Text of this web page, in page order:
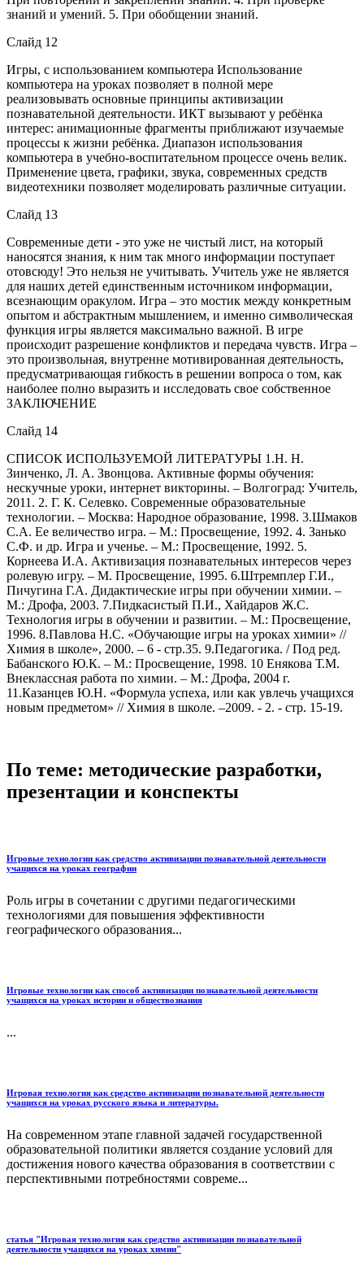
знаний и умений. 5. При обобщении знаний.
Слайд 12
Игры, с использованием компьютера Использование
компьютера на уроках позволяет в полной мере
реализовывать основные принципы активизации
познавательной деятельности. ИКТ вызывают у ребёнка
интерес: анимационные фрагменты приближают изучаемые
процессы к жизни ребёнка. Диапазон использования
компьютера в учебно-воспитательном процессе очень велик.
Применение цвета, графики, звука, современных средств
видеотехники позволяет моделировать различные ситуации.
Слайд 13
Современные дети - это уже не чистый лист, на который
наносятся знания, к ним так много информации поступает
отовсюду! Это нельзя не учитывать. Учитель уже не является
для наших детей единственным источником информации,
всезнающим оракулом. Игра – это мостик между конкретным
опытом и абстрактным мышлением, и именно символическая
функция игры является максимально важной. В игре
происходит разрешение конфликтов и передача чувств. Игра –
это произвольная, внутренне мотивированная деятельность,
предусматривающая гибкость в решении вопроса о том, как
наиболее полно выразить и исследовать свое собственное
ЗАКЛЮЧЕНИЕ
Слайд 14
СПИСОК ИСПОЛЬЗУЕМОЙ ЛИТЕРАТУРЫ 1.Н. Н.
Зинченко, Л. А. Звонцова. Активные формы обучения:
нескучные уроки, интернет викторины. – Волгоград: Учитель,
2011. 2. Г. К. Селевко. Современные образовательные
технологии. – Москва: Народное образование, 1998. 3.Шмаков
С.А. Ее величество игра. – М.: Просвещение, 1992. 4. Занько
С.Ф. и др. Игра и ученье. – М.: Просвещение, 1992. 5.
Корнеева И.А. Активизация познавательных интересов через
ролевую игру. – М. Просвещение, 1995. 6.Штремплер Г.И.,
Пичугина Г.А. Дидактические игры при обучении химии. –
М.: Дрофа, 2003. 7.Пидкасистый П.И., Хайдаров Ж.С.
Технология игры в обучении и развитии. – М.: Просвещение,
1996. 8.Павлова Н.С. «Обучающие игры на уроках химии» //
Химия в школе», 2000. – 6 - стр.35. 9.Педагогика. / Под ред.
Бабанского Ю.К. – М.: Просвещение, 1998. 10 Енякова Т.М.
Внеклассная работа по химии. – М.: Дрофа, 2004 г.
11.Казанцев Ю.Н. «Формула успеха, или как увлечь учащихся
новым предметом» // Химия в школе. –2009. - 2. - стр. 15-19.
По теме: методические разработки,
презентации и конспекты
Игровые технологии как средство активизации познавательной деятельности
учащихся на уроках географии
Роль игры в сочетании с другими педагогическими
технологиями для повышения эффективности
географического образования...
Игровые технологии как способ активизации познавательной деятельности
учащихся на уроках истории и обществознания
...
Игровая технология как средство активизации познавательной деятельности
учащихся на уроках русского языка и литературы.
На современном этапе главной задачей государственной
образовательной политики является создание условий для
достижения нового качества образования в соответствии с
перспективными потребностями совреме...
статья "Игровая технология как средство активизации познавательной
деятельности учащихся на уроках химии"